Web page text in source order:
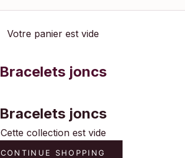
Votre panier est vide
Bracelets joncs
Bracelets joncs
Cette collection est vide
CONTINUE SHOPPING